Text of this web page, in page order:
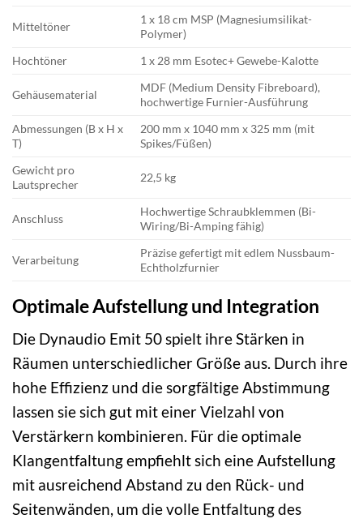
Mitteltöner
1 x 18 cm MSP (Magnesiumsilikat-
Polymer)
Hochtöner
1 x 28 mm Esotec+ Gewebe-Kalotte
Gehäusematerial
MDF (Medium Density Fibreboard),
hochwertige Furnier-Ausführung
Abmessungen (B x H x
T)
200 mm x 1040 mm x 325 mm (mit
Spikes/Füßen)
Gewicht pro
Lautsprecher
22,5 kg
Anschluss
Hochwertige Schraubklemmen (Bi-
Wiring/Bi-Amping fähig)
Verarbeitung
Präzise gefertigt mit edlem Nussbaum-
Echtholzfurnier
Optimale Aufstellung und Integration
Die Dynaudio Emit 50 spielt ihre Stärken in
Räumen unterschiedlicher Größe aus. Durch ihre
hohe Effizienz und die sorgfältige Abstimmung
lassen sie sich gut mit einer Vielzahl von
Verstärkern kombinieren. Für die optimale
Klangentfaltung empfiehlt sich eine Aufstellung
mit ausreichend Abstand zu den Rück- und
Seitenwänden, um die volle Entfaltung des